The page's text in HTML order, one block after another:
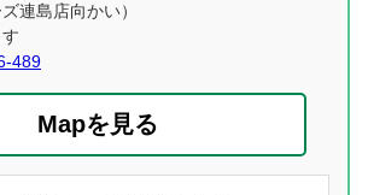
連島店向かい）
489
Mapを見る